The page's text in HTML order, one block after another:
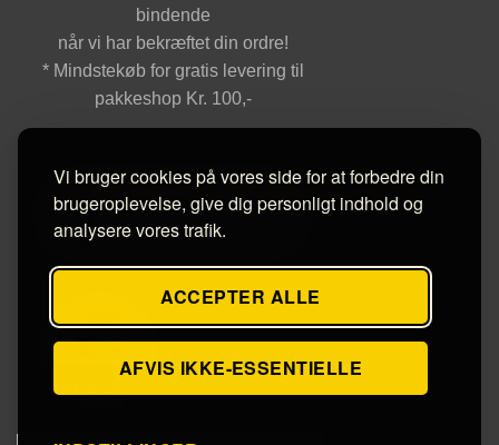
Vi bruger cookies på vores side for at forbedre din
brugeroplevelse, give dig personligt indhold og
analysere vores trafik.
ACCEPTER ALLE
AFVIS IKKE-ESSENTIELLE
bindende
når vi har bekræftet din ordre!
* Mindstekøb for gratis levering til
pakkeshop Kr. 100,-